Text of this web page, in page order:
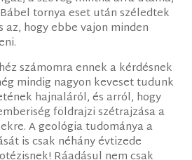
tornya eset után széledtek
az, hogy ebbe vajon minden
számomra ennek a kérdésnek
mindig nagyon keveset tudunk
hajnaláról, és arról, hogy
földrajzi szétrajzása a
A geológia tudománya a
is csak néhány évtizede